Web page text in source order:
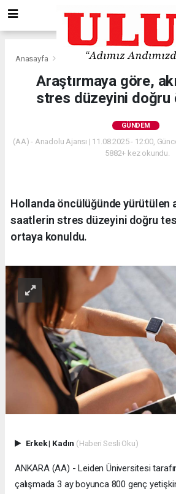
Anasayfa Gündem
Araştırmaya göre,
stres düzeyini doğru
GÜNDEM
(AA) - Anadolu Ajansı | 11.08.2025 - 12:00,
5882+ kez okundu.
Hollanda öncülüğünde yürütülen
saatlerin stres düzeyini doğru
ortaya konuldu.
Erkek| Kadın (Haberi Sesli Oku)
ANKARA (AA) - Leiden Üniversitesi
çalışmada 3 ay boyunca 800 genç